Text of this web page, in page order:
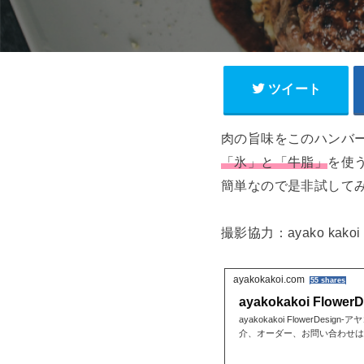
ツイート
肉の旨味をこのハンバ
「氷」と「牛脂」を使
簡単なので是非試して
撮影協力：ayako
ayakokakoi.com 55 shares
ayakokakoi
ayakokakoi FlowerDesign-ア
介、オーダー、お問い合わせ